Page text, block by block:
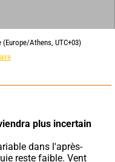
Athens, UTC+03)
plus incertain
reste faible. Vent